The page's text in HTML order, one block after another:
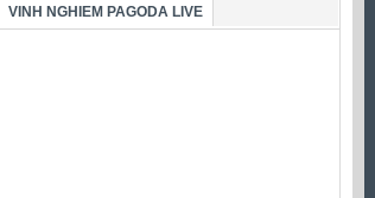
VINH NGHIEM PAGODA LIVE